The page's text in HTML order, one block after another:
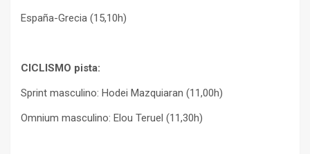
España-Grecia (15,10h)
CICLISMO pista:
Sprint masculino: Hodei Mazquiaran (11,00h)
Omnium masculino: Elou Teruel (11,30h)